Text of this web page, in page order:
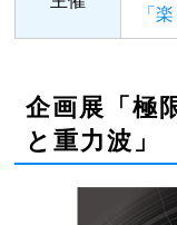
「
企画展「極
と重力波」